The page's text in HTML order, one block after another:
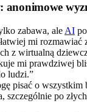
anonimowe
zabawa, ale AI
mi
z wirtualną
mi prawdziwej
ludzi.”
pisać o wszystkim
szczególnie po